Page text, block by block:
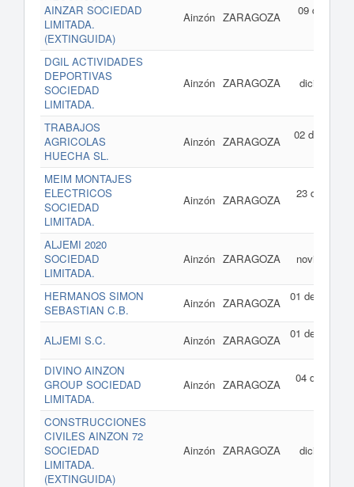
AINZAR SOCIEDAD
LIMITADA.
(EXTINGUIDA)
Ainzón ZARAGOZA
09 de
DGIL ACTIVIDADES
DEPORTIVAS
SOCIEDAD
LIMITADA.
Ainzón ZARAGOZA
diciembre
TRABAJOS
AGRICOLAS
HUECHA SL.
Ainzón ZARAGOZA
02 de junio
MEIM MONTAJES
ELECTRICOS
SOCIEDAD
LIMITADA.
Ainzón ZARAGOZA
23 de abril
ALJEMI 2020
SOCIEDAD
LIMITADA.
Ainzón ZARAGOZA
noviembre
HERMANOS SIMON
SEBASTIAN C.B.
Ainzón ZARAGOZA
01 de enero
ALJEMI S.C.
Ainzón ZARAGOZA
01 de enero
DIVINO AINZON
GROUP SOCIEDAD
LIMITADA.
Ainzón ZARAGOZA
04 de
CONSTRUCCIONES
CIVILES AINZON 72
SOCIEDAD
LIMITADA.
(EXTINGUIDA)
Ainzón ZARAGOZA
diciembre